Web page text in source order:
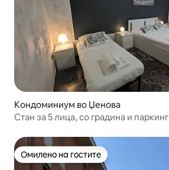
Кондоминиум во Џенова
Стан за 5 лица, со градина и паркинг
Омилено на гостите
Омилено на гостите